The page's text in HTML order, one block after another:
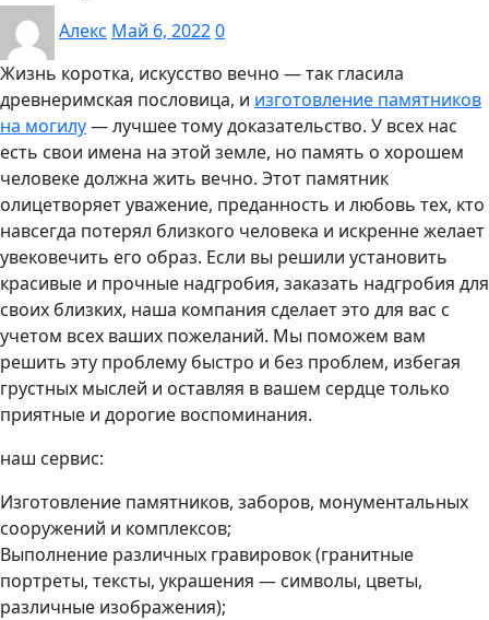
Алекс Май 6, 20220
Жизнь коротка, искусство вечно — так гласила
древнеримская пословица, и изготовление памятников
на могилу— лучшее тому доказательство. У всех нас
есть свои имена на этой земле, но память о хорошем
человеке должна жить вечно. Этот памятник
олицетворяет уважение, преданность и любовь тех, кто
навсегда потерял близкого человека и искренне желает
увековечить его образ. Если вы решили установить
красивые и прочные надгробия, заказать надгробия для
своих близких, наша компания сделает это для вас с
учетом всех ваших пожеланий. Мы поможем вам
решить эту проблему быстро и без проблем, избегая
грустных мыслей и оставляя в вашем сердце только
приятные и дорогие воспоминания.
наш сервис:
Изготовление памятников, заборов, монументальных
сооружений и комплексов;
Выполнение различных гравировок (гранитные
портреты, тексты, украшения — символы, цветы,
различные изображения);